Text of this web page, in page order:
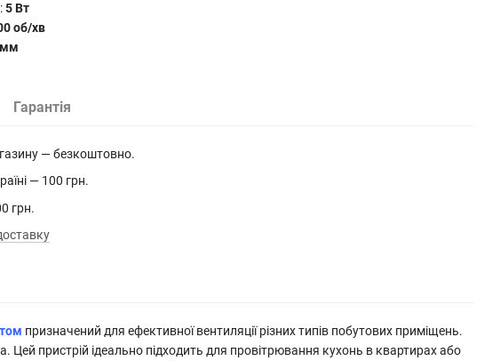
5 Вт
об/хв
мм
Гарантія
— безкоштовно.
— 100 грн.
грн.
призначений для ефективної вентиляції різних типів побутових приміщень.
пристрій ідеально підходить для провітрювання кухонь в квартирах або